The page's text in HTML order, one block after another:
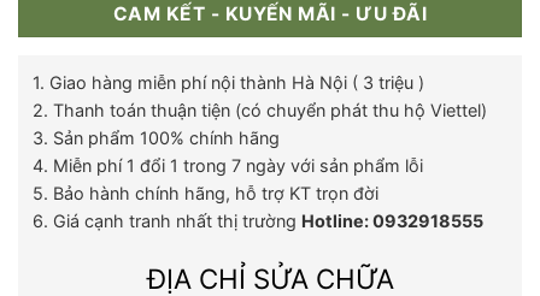
CAM KẾT - KUYẾN MÃI - ƯU ĐÃI
1. Giao hàng miễn phí nội thành Hà Nội ( 3 triệu )
2. Thanh toán thuận tiện (có chuyển phát thu hộ Viettel)
3. Sản phẩm 100% chính hãng
4. Miễn phí 1 đổi 1 trong 7 ngày với sản phẩm lỗi
5. Bảo hành chính hãng, hỗ trợ KT trọn đời
6. Giá cạnh tranh nhất thị trường Hotline: 0932918555
ĐỊA CHỈ SỬA CHỮA